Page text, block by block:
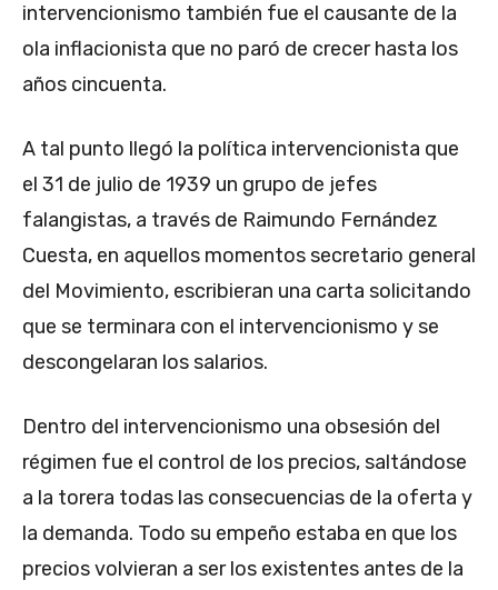
intervencionismo también fue el causante de la
ola inflacionista que no paró de crecer hasta los
años cincuenta.
A tal punto llegó la política intervencionista que
el 31 de julio de 1939 un grupo de jefes
falangistas, a través de Raimundo Fernández
Cuesta, en aquellos momentos secretario general
del Movimiento, escribieran una carta solicitando
que se terminara con el intervencionismo y se
descongelaran los salarios.
Dentro del intervencionismo una obsesión del
régimen fue el control de los precios, saltándose
a la torera todas las consecuencias de la oferta y
la demanda. Todo su empeño estaba en que los
precios volvieran a ser los existentes antes de la